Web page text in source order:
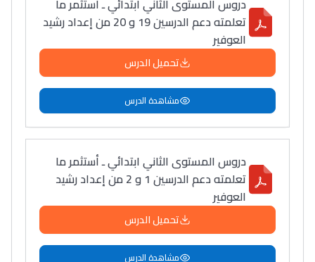
دروس المستوى الثاني ابتدائي ـ أستثمر ما
تعلمته دعم الدرسين 19 و 20 من إعداد رشيد
العوفير
تحميل الدرس
مشاهدة الدرس
دروس المستوى الثاني ابتدائي ـ أستثمر ما
تعلمته دعم الدرسين 1 و 2 من إعداد رشيد
العوفير
تحميل الدرس
مشاهدة الدرس